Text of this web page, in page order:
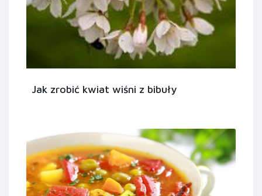
Jak zrobić kwiat wiśni z bibuły